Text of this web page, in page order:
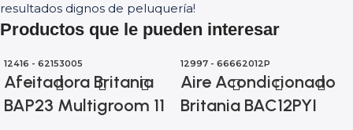
resultados dignos de peluquería!
Productos que le pueden interesar
12416 - 62153005
Afeitadora Britania
BAP23 Multigroom 11
12997 - 66662012P
Aire Acondicionado
Britania BAC12PYI